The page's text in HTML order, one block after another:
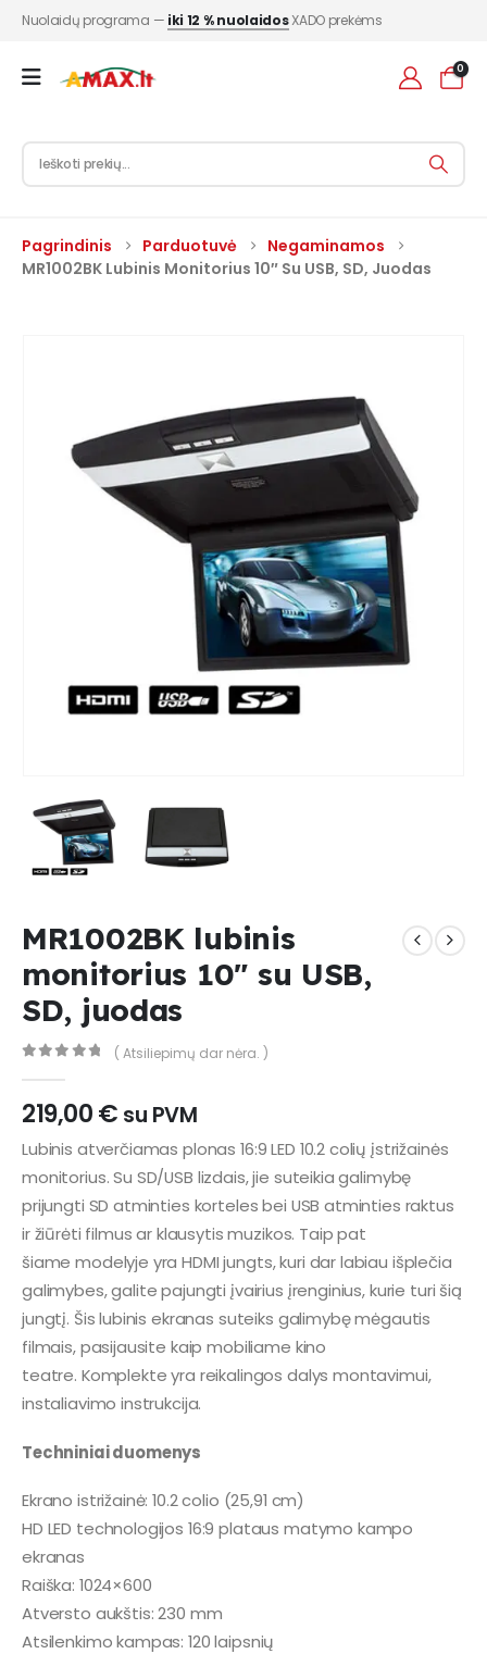
Nuolaidų programa — iki 12 % nuolaidosXADO prekėms
0
Pagrindinis Parduotuvė
Negaminamos
MR1002BK Lubinis Monitorius 10″ Su USB, SD, Juodas
MR1002BK lubinis
monitorius 10″ su USB,
SD, juodas
( Atsiliepimų dar nėra. )
219,00€ su PVM
Lubinis atverčiamas plonas 16:9 LED 10.2 colių įstrižainės
monitorius. Su SD/USB lizdais, jie suteikia galimybę
prijungti SD atminties korteles bei USB atminties raktus
ir žiūrėti filmus ar klausytis muzikos. Taip pat
šiame modelyje yra HDMI jungts, kuri dar labiau išplečia
galimybes, galite pajungti įvairius įrenginius, kurie turi šią
jungtį. Šis lubinis ekranas suteiks galimybę mėgautis
filmais, pasijausite kaip mobiliame kino
teatre. Komplekte yra reikalingos dalys montavimui,
instaliavimo instrukcija.
Techniniai duomenys
Ekrano istrižainė: 10.2 colio (25,91 cm)
HD LED technologijos 16:9 plataus matymo kampo
ekranas
Raiška: 1024×600
Atversto aukštis: 230 mm
Atsilenkimo kampas: 120 laipsnių